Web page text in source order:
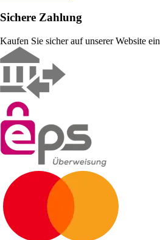
Sichere Zahlung
Kaufen Sie sicher auf unserer Website ein